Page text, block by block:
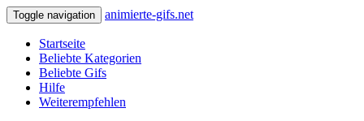
Toggle navigation animierte-gifs.net
Startseite
Beliebte Kategorien
Beliebte Gifs
Hilfe
Weiterempfehlen